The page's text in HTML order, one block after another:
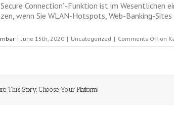
Connection”-Funktion ist im
wenn Sie WLAN-Hotspots, Web-Banking-
| June 15th, 2020 | Uncategorized | Comments Off on
This Story, Choose Your Platform!